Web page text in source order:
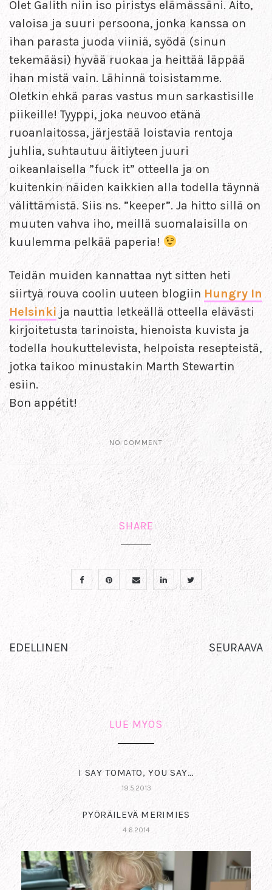
Olet Galith niin iso piristys elämässäni. Aito,
valoisa ja suuri persoona, jonka kanssa on
ihan parasta juoda viiniä, syödä (sinun
tekemääsi) hyvää ruokaa ja heittää läppää
ihan mistä vain. Lähinnä toisistamme.
Oletkin ehkä paras vastus mun sarkastisille
piikeille! Tyyppi, joka neuvoo etänä
ruoanlaitossa, järjestää loistavia rentoja
juhlia, suhtautuu äitiyteen juuri
oikeanlaisella ”fuck it” otteella ja on
kuitenkin näiden kaikkien alla todella täynnä
välittämistä. Siis ns. ”keeper”. Ja hitto sillä on
muuten vahva iho, meillä suomalaisilla on
kuulemma pelkää paperia!
Teidän muiden kannattaa nyt sitten heti
siirtyä rouva coolin uuteen blogiin Hungry In
Helsinkija nauttia letkeällä otteella elävästi
kirjoitetusta tarinoista, hienoista kuvista ja
todella houkuttelevista, helpoista resepteistä,
jotka taikoo minustakin Marth Stewartin
esiin.
Bon appétit!
NO COMMENT
SHARE
EDELLINEN SEURAAVA
LUE MYÖS
I SAY TOMATO, YOU SAY…
19.5.2013
PYÖRÄILEVÄ MERIMIES
4.6.2014